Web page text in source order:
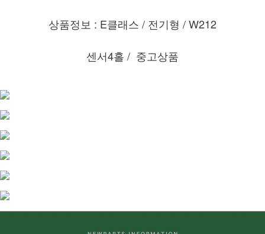
상품정보 : E클래스 / 전기형 / W212
센서4홀 / 중고상품